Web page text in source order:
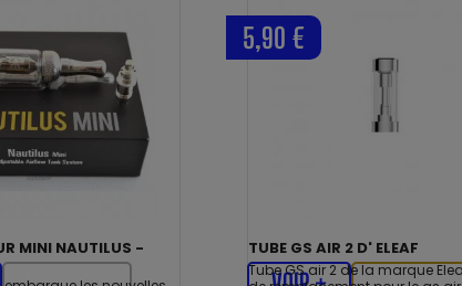
MINI NAUTILUS - TUBE GS AIR 2 D' ELEAF
Tube GS air 2 de la marque
5,90 €